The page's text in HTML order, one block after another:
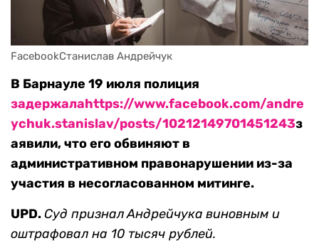
FacebookСтанислав Андрейчук
В Барнауле 19 июля полиция
задержалаhttps://www.facebook.com/andre
ychuk.stanislav/posts/10212149701451243з
аявили, что его обвиняют в
административном правонарушении из-за
участия в несогласованном митинге.
UPD.Суд призналАндрейчука виновным и
оштрафовал на 10 тысяч рублей.